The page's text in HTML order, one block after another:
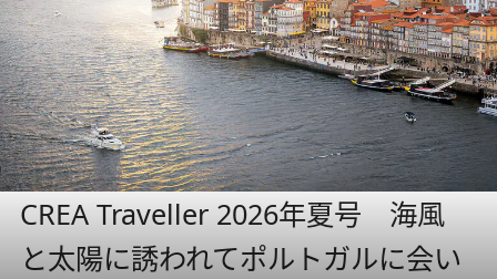
CREA Traveller 2026年夏号 海風
と太陽に誘われてポルトガルに会い